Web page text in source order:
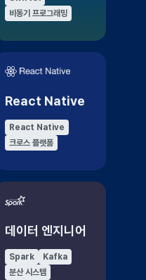
비동기 프로그래밍
React Native
React Native
크로스 플랫폼
데이터 엔지니어
Spark
Kafka
분산 시스템